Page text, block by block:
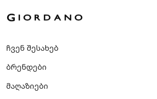
ჩვენ შესახებ
ბრენდები
მაღაზიები